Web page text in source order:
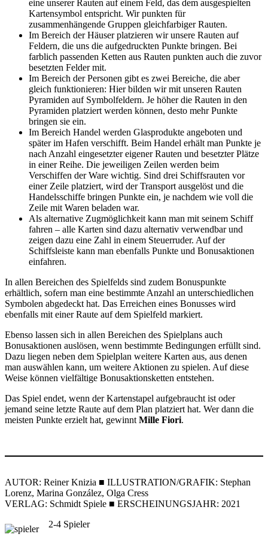
eine unserer Rauten auf einem Feld, das dem ausgespielten
Kartensymbol entspricht. Wir punkten für
zusammenhängende Gruppen gleichfarbiger Rauten.
Im Bereich der Häuser platzieren wir unsere Rauten auf
Feldern, die uns die aufgedruckten Punkte bringen. Bei
farblich passenden Ketten aus Rauten punkten auch die zuvor
besetzten Felder mit.
Im Bereich der Personen gibt es zwei Bereiche, die aber
gleich funktionieren: Hier bilden wir mit unseren Rauten
Pyramiden auf Symbolfeldern. Je höher die Rauten in den
Pyramiden platziert werden können, desto mehr Punkte
bringen sie ein.
Im Bereich Handel werden Glasprodukte angeboten und
später im Hafen verschifft. Beim Handel erhält man Punkte je
nach Anzahl eingesetzter eigener Rauten und besetzter Plätze
in einer Reihe. Die jeweiligen Zeilen werden beim
Verschiffen der Ware wichtig. Sind drei Schiffsrauten vor
einer Zeile platziert, wird der Transport ausgelöst und die
Handelsschiffe bringen Punkte ein, je nachdem wie voll die
Zeile mit Waren beladen war.
Als alternative Zugmöglichkeit kann man mit seinem Schiff
fahren – alle Karten sind dazu alternativ verwendbar und
zeigen dazu eine Zahl in einem Steuerruder. Auf der
Schiffsleiste kann man ebenfalls Punkte und Bonusaktionen
einfahren.
In allen Bereichen des Spielfelds sind zudem Bonuspunkte
erhältlich, sofern man eine bestimmte Anzahl an unterschiedlichen
Symbolen abgedeckt hat. Das Erreichen eines Bonusses wird
ebenfalls mit einer Raute auf dem Spielfeld markiert.
Ebenso lassen sich in allen Bereichen des Spielplans auch
Bonusaktionen auslösen, wenn bestimmte Bedingungen erfüllt sind.
Dazu liegen neben dem Spielplan weitere Karten aus, aus denen
man auswählen kann, um weitere Aktionen zu spielen. Auf diese
Weise können vielfältige Bonusaktionsketten entstehen.
Das Spiel endet, wenn der Kartenstapel aufgebraucht ist oder
jemand seine letzte Raute auf dem Plan platziert hat. Wer dann die
meisten Punkte erzielt hat, gewinnt Mille Fiori.
AUTOR: Reiner Knizia ■ ILLUSTRATION/GRAFIK: Stephan
Lorenz, Marina González, Olga Cress
VERLAG: Schmidt Spiele ■ ERSCHEINUNGSJAHR: 2021
2-4 Spieler